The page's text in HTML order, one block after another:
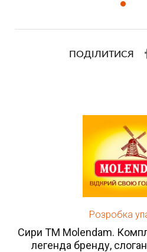
ПОДІЛИТИСЯ
Розробка
Сири ТМ Molendam.
легенда бренду,